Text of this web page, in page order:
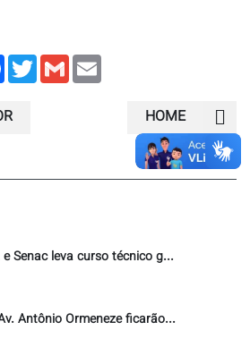
FacebookTwitterGmail
HOME
Senac leva curso técnico g...
Antônio Ormeneze ficarão...